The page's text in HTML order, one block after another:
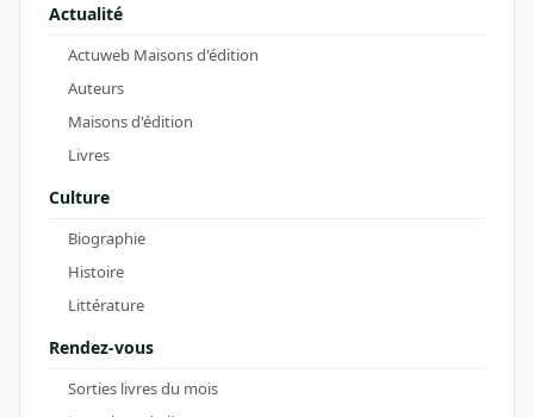
Actualité
Actuweb Maisons d'édition
Auteurs
Maisons d'édition
Livres
Culture
Biographie
Histoire
Littérature
Rendez-vous
Sorties livres du mois